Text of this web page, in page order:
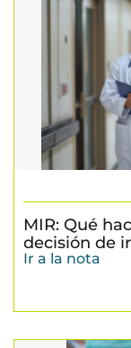
MIR: Qué
decisión de
Ir a la nota